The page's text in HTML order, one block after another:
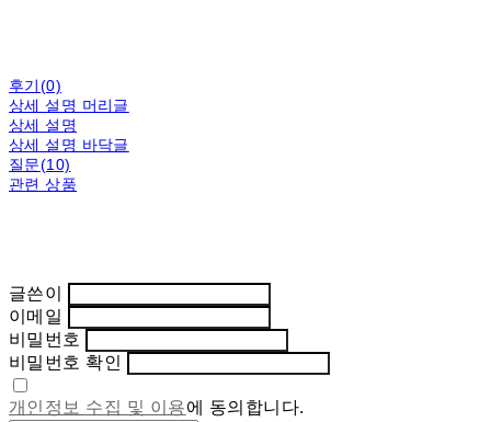
후기(0)
상세 설명 머리글
상세 설명
상세 설명 바닥글
질문(10)
관련 상품
글쓴이
이메일
비밀번호
비밀번호 확인
개인정보 수집 및 이용에 동의합니다.